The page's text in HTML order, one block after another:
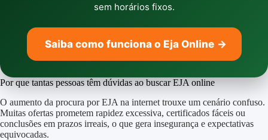
sem horários fixos.
Saiba como funciona o Eja Online →
Por que tantas pessoas têm dúvidas ao buscar EJA online
O aumento da procura por EJA na internet trouxe um cenário confuso.
Muitas ofertas prometem rapidez excessiva, certificados fáceis ou
conclusões em prazos irreais, o que gera insegurança e expectativas
equivocadas.